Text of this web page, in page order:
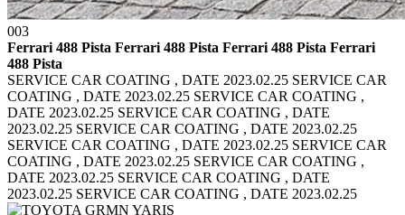
003
Ferrari 488 Pista Ferrari 488 Pista Ferrari 488 Pista Ferrari
488 Pista
SERVICE CAR COATING , DATE 2023.02.25 SERVICE CAR
COATING , DATE 2023.02.25 SERVICE CAR COATING ,
DATE 2023.02.25 SERVICE CAR COATING , DATE
2023.02.25 SERVICE CAR COATING , DATE 2023.02.25
SERVICE CAR COATING , DATE 2023.02.25 SERVICE CAR
COATING , DATE 2023.02.25 SERVICE CAR COATING ,
DATE 2023.02.25 SERVICE CAR COATING , DATE
2023.02.25 SERVICE CAR COATING , DATE 2023.02.25